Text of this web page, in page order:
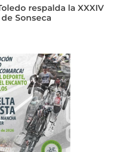
respalda la XXXIV
Sonseca